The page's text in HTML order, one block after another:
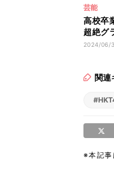
芸能
高校卒
超絶グ
しセク
2024/06/
関連
※本記事